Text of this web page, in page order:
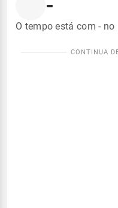
-
O tempo está com - no